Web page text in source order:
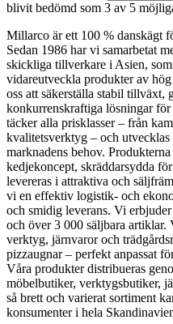
blivit bedömd som 3 av 5
Millarco är ett 100 % danskägt
Sedan 1986 har vi samarbetat
skickliga tillverkare i Asien,
vidareutveckla produkter av
oss att säkerställa stabil tillväxt,
konkurrenskraftiga lösningar
täcker alla prisklasser – från
kvalitetsverktyg – och
marknadens behov.
kedjekoncept, skräddarsydda
levereras i attraktiva och
vi en effektiv logistik- och
och smidig leverans. Vi
och över 3 000 säljbara
verktyg, järnvaror och
pizzaugnar – perfekt anpassat
Våra produkter distribueras
möbelbutiker, verktygsbutiker,
så brett och varierat sortiment
konsumenter i hela